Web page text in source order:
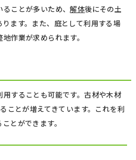
ることが多いため、解体後にその土
ます。また、庭として利用する場
作業が求められます。
することも可能です。古材や木材
ことが増えてきています。これを利
とができます。